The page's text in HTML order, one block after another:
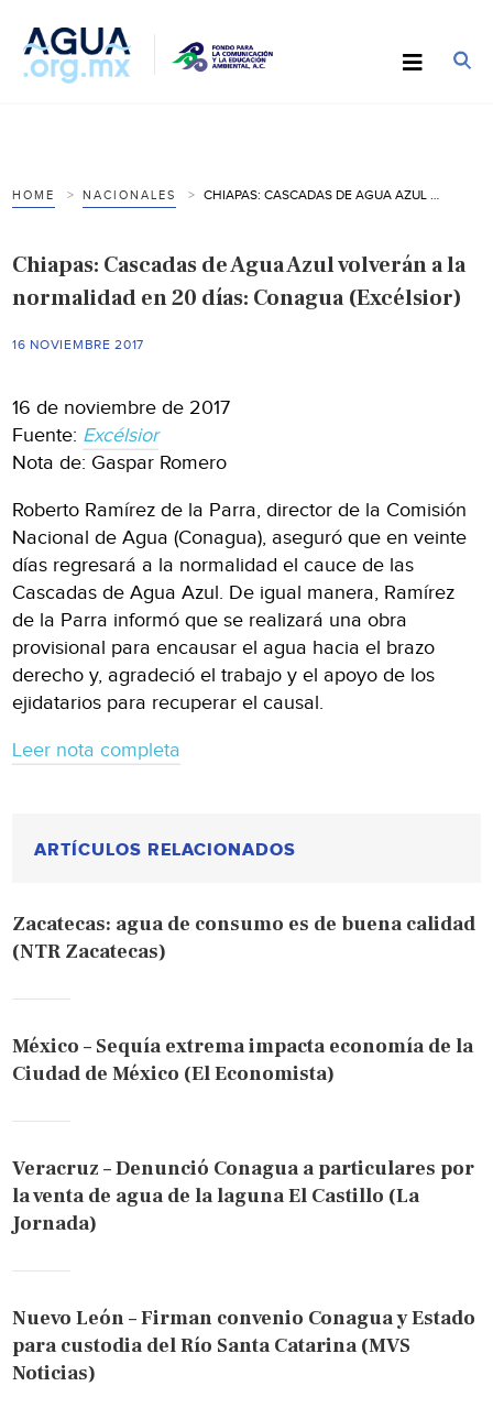
HOME NACIONALES
Chiapas: Cascadas de Agua Azul volverán a la
normalidad en 20 días: Conagua (Excélsior)
16 NOVIEMBRE 2017
16 de noviembre de 2017
Fuente: Excélsior
Nota de: Gaspar Romero
Roberto Ramírez de la Parra, director de la Comisión
Nacional de Agua (Conagua), aseguró que en veinte
días regresará a la normalidad el cauce de las
Cascadas de Agua Azul. De igual manera, Ramírez
de la Parra informó que se realizará una obra
provisional para encausar el agua hacia el brazo
derecho y, agradeció el trabajo y el apoyo de los
ejidatarios para recuperar el causal.
Leer nota completa
ARTÍCULOS RELACIONADOS
Zacatecas: agua de consumo es de buena calidad
(NTR Zacatecas)
México – Sequía extrema impacta economía de la
Ciudad de México (El Economista)
Veracruz – Denunció Conagua a particulares por
la venta de agua de la laguna El Castillo (La
Jornada)
Nuevo León – Firman convenio Conagua y Estado
para custodia del Río Santa Catarina (MVS
Noticias)